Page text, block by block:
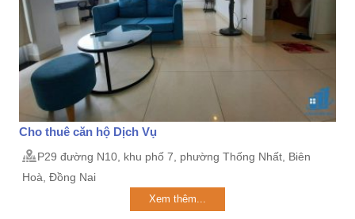
Cho thuê căn hộ Dịch Vụ
P29 đường N10, khu phố 7, phường Thống Nhất, Biên
Hoà, Đồng Nai
Xem thêm...